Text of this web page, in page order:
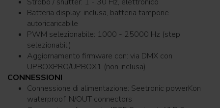
Batteria display: inclusa, batteria tampone
autoricaricabile
PWM selezionabile: 1000 - 25000 Hz (step
selezionabili)
Aggiornamento firmware con: via DMX con
UPBOXPRO/UPBOX1 (non inclusa)
CONNESSIONI
Connessione di alimentazione: Seetronic powerKon
waterproof IN/OUT connectors